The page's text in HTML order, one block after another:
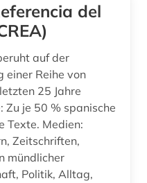
(3)
del
einer Reihe von
25 Jahre
je 50 % spanische
Texte. Medien:
Zeitschriften,
mündlicher
Politik, Alltag,